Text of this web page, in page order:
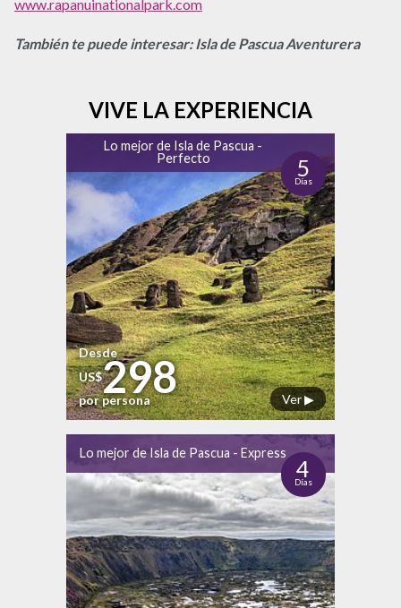
www.rapanuinationalpark.com
También te puede interesar: Isla de Pascua Aventurera
VIVE LA EXPERIENCIA
Lo mejor de Isla de Pascua -
Perfecto
5
Días
Ver ▶
Desde
US$298
por persona
Lo mejor de Isla de Pascua - Express
4
Días